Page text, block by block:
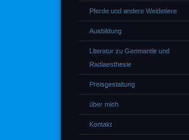
Pferde und andere Weidetiere
Ausbildung
Literatur zu Geomantie und
Radiaesthesie
Preisgestaltung
über mich
Kontakt